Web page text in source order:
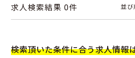
求人検索結果0件 並び
検索頂いた条件に合う求人情報